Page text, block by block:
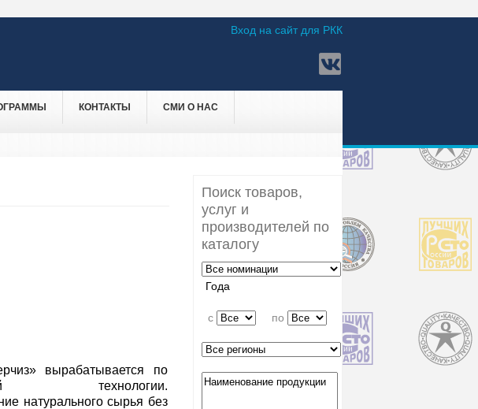
Вход на сайт для РКК
КОНТАКТЫ СМИ О НАС
вырабатывается по
технологии.
натурального сырья без
Поиск товаров,
услуг и
производителей по
каталогу
Года
c по